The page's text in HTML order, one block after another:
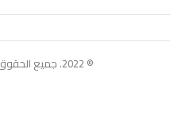
© 2022. جميع الحقوق محفوظة